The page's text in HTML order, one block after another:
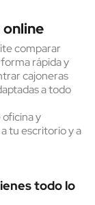
comparar
rápida y
cajoneras
a todo
y
tu escritorio y a
todo lo